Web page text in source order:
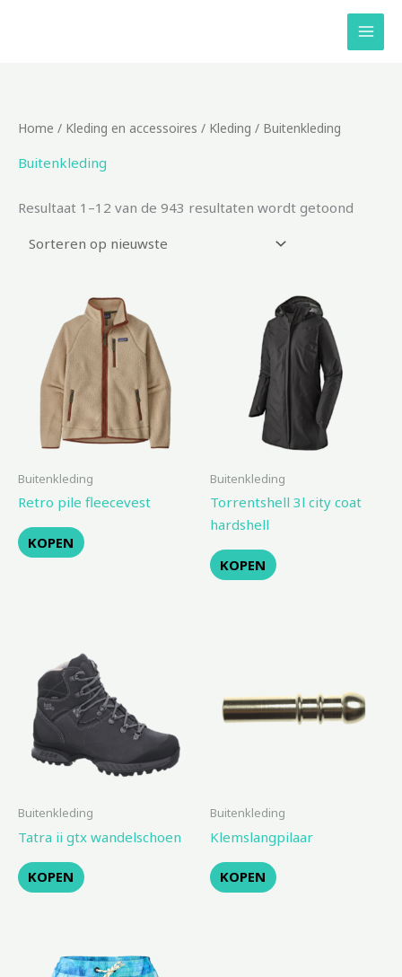
Home / Kleding en accessoires / Kleding / Buitenkleding
Buitenkleding
Resultaat 1–12 van de 943 resultaten wordt getoond
Buitenkleding
Retro pile fleecevest
KOPEN
Buitenkleding
Torrentshell 3l city coat
hardshell
KOPEN
Buitenkleding
Tatra ii gtx wandelschoen
KOPEN
Buitenkleding
Klemslangpilaar
KOPEN